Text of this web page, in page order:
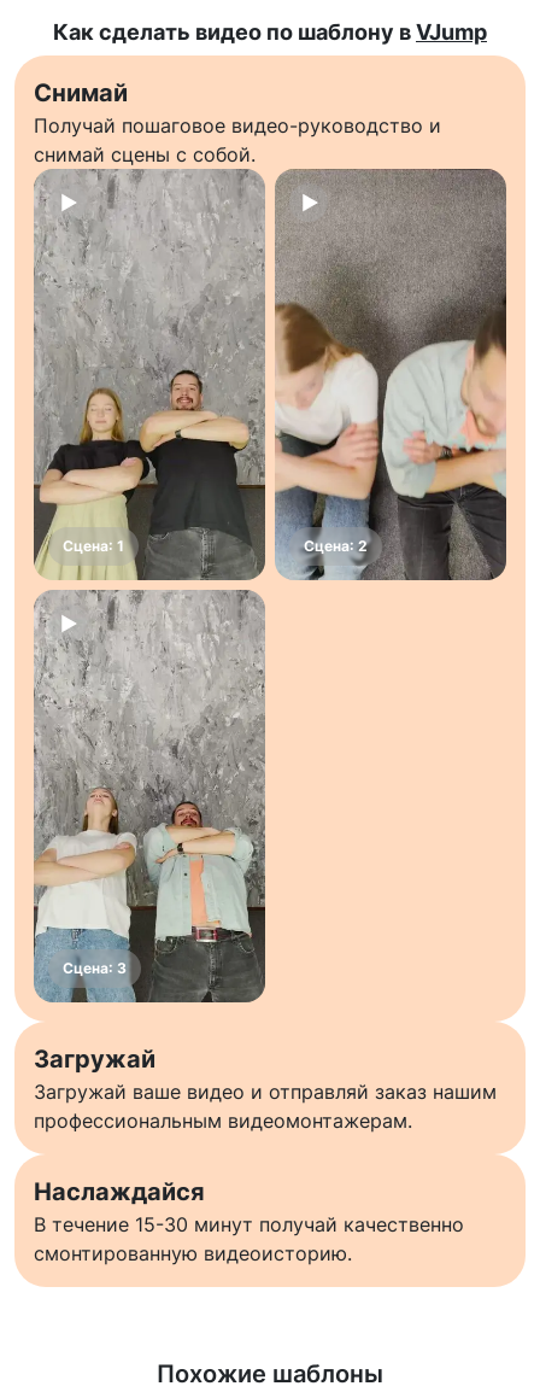
Как сделать видео по шаблону вVJump
Снимай
Получай пошаговое видео-руководство и
снимай сцены с собой.
Загружай
Загружай ваше видео и отправляй заказ нашим
профессиональным видеомонтажерам.
Наслаждайся
В течение 15-30 минут получай качественно
смонтированную видеоисторию.
Похожие шаблоны
Узнать больше